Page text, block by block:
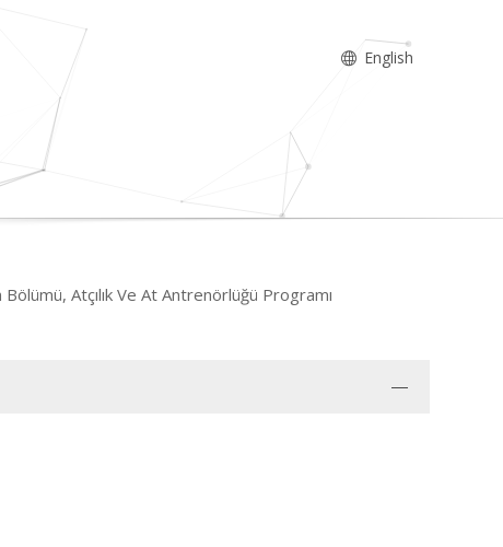
English
Atçılık Ve At Antrenörlüğü Programı